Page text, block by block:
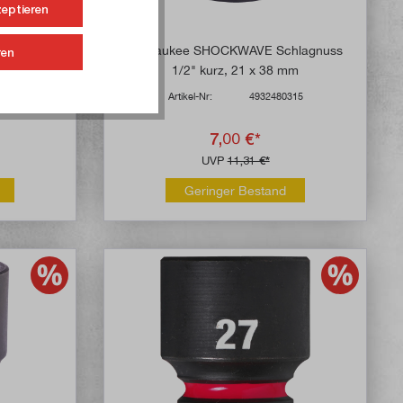
Milwaukee SHOCKWAVE Schlagnuss
1/2" kurz, 21 x 38 mm
Artikel-Nr: 4932480315
7,00 €*
UVP11,31 €*
Geringer Bestand